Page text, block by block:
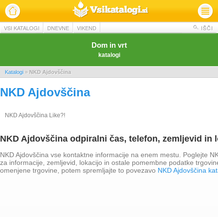
VSI KATALOGI DNEVNE VIKEND IŠČI
Dom in vrt
katalogi
Katalogi » NKD Ajdovščina
NKD Ajdovščina
NKD Ajdovščina Like?!
NKD Ajdovščina odpiralni čas, telefon, zemljevid in
NKD Ajdovščina vse kontaktne informacije na enem mestu. Poglejte
za informacije, zemljevid, lokacijo in ostale pomembne podatke
omenjene trgovine, potem spremljajte to povezavo NKD Ajdovščina